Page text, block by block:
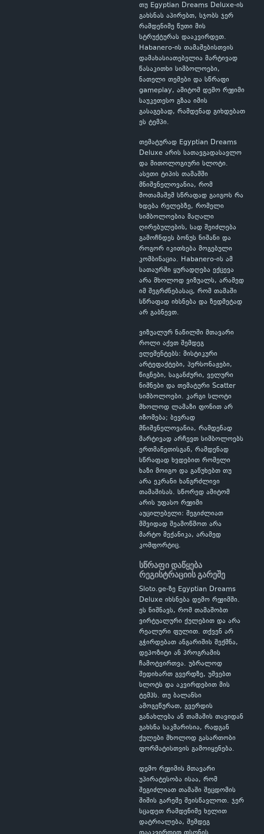
თუ Egyptian Dreams Deluxe-ის
გახსნას აპირებთ, სჯობს ჯერ
რამდენიმე წუთი მის
სტრუქტურას დააკვირდეთ.
Habanero-ის თამაშებისთვის
დამახასიათებელია მარტივად
წასაკითხი სიმბოლოები,
ნათელი თემები და სწრაფი
gameplay, ამიტომ დემო რეჟიმი
საუკეთესო გზაა იმის
გასაგებად, რამდენად გიხდებათ
ეს ტემპი.
თემატურად Egyptian Dreams
Deluxe არის სათავგადასავლო
და მითოლოგიური სლოტი.
ასეთი ტიპის თამაშში
მნიშვნელოვანია, რომ
მოთამაშემ სწრაფად გაიგოს რა
ხდება რელებზე, რომელი
სიმბოლოებია მაღალი
ღირებულების, სად შეიძლება
გამოჩნდეს ბონუს ნიშანი და
როგორ იკითხება მოგებული
კომბინაცია. Habanero-ის ამ
სათაურში ყურადღება ექცევა
არა მხოლოდ ვიზუალს, არამედ
იმ შეგრძნებასაც, რომ თამაში
სწრაფად იხსნება და ზედმეტად
არ გაბნევთ.
ვიზუალურ ნაწილში მთავარი
როლი აქვთ შემდეგ
ელემენტებს: მისტიკური
არტეფაქტები, პერსონაჟები,
წიგნები, საგანძური, ველური
ნიშნები და თემატური Scatter
სიმბოლოები. კარგი სლოტი
მხოლოდ ლამაზი ფონით არ
იზომება; ბევრად
მნიშვნელოვანია, რამდენად
მარტივად არჩევთ სიმბოლოებს
ერთმანეთისგან, რამდენად
სწრაფად ხვდებით რომელი
ხაზი მოიგო და გაწუხებთ თუ
არა ეკრანი ხანგრძლივი
თამაშისას. სწორედ ამიტომ
არის უფასო რეჟიმი
აუცილებელი: შეგიძლიათ
მშვიდად შეამოწმოთ არა
მარტო მექანიკა, არამედ
კომფორტიც.
სწრაფი დაწყება
რეგისტრაციის გარეშე
Sloto.ge-ზე Egyptian Dreams
Deluxe იხსნება დემო რეჟიმში.
ეს ნიშნავს, რომ თამაშობთ
ვირტუალური ქულებით და არა
რეალური ფულით. თქვენ არ
გჭირდებათ ანგარიშის შექმნა,
დეპოზიტი ან პროგრამის
ჩამოტვირთვა. უბრალოდ
შედიხართ გვერდზე, უშვებთ
სლოტს და აკვირდებით მის
ტემპს. თუ ბალანსი
ამოგეწურათ, გვერდის
განახლება ან თამაშის თავიდან
გახსნა საკმარისია, რადგან
ქულები მხოლოდ გასართობი
ფორმატისთვის გამოიყენება.
დემო რეჟიმის მთავარი
უპირატესობა ისაა, რომ
შეგიძლიათ თამაში შეცდომის
შიშის გარეშე შეისწავლოთ. ჯერ
სცადეთ რამდენიმე ხელით
დატრიალება, შემდეგ